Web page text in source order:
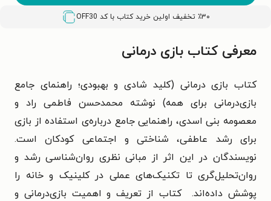
٪۳۰ تخفیف اولین خرید کتاب با کد OFF30
معرفی کتاب بازی درمانی
کتاب بازی درمانی (کلید شادی و بهبودی؛ راهنمای جامع
بازی‌درمانی برای همه) نوشته‌ محمدحسن فاطمی‌ راد و
معصومه بنی‌ اسدی، راهنمایی جامع درباره‌ی استفاده از بازی
برای رشد عاطفی، شناختی و اجتماعی کودکان است.
نویسندگان در این اثر از مبانی نظری روان‌شناسی رشد و
روان‌تحلیل‌گری تا تکنیک‌های عملی در کلینیک و خانه را
پوشش داده‌اند. کتاب از تعریف و اهمیت بازی‌درمانی و